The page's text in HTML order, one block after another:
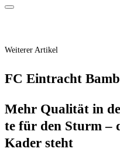
Weiterer Artikel
FC Ein­tracht
Mehr Qua­li­tät in
te für den Sturm –
Kader steht